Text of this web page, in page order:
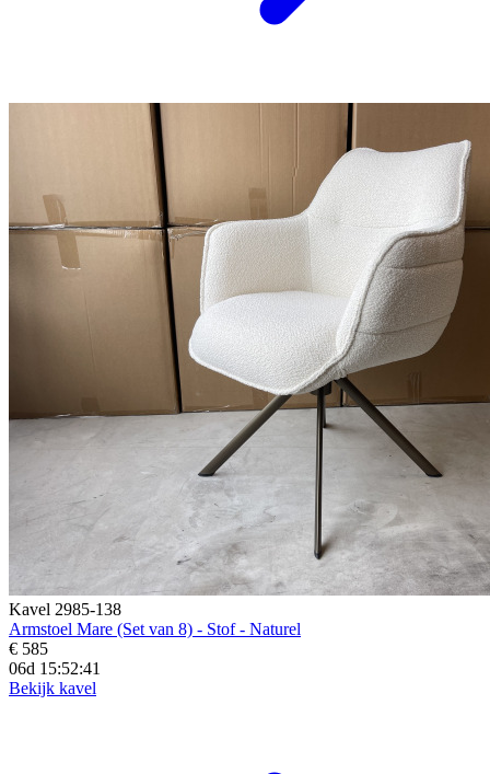
Kavel 2985-138
Armstoel Mare (Set van 8) - Stof - Naturel
€ 585
06d 15:52:39
Bekijk kavel